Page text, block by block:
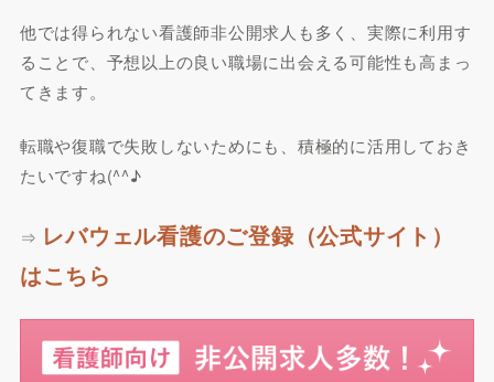
他では得られない看護師非公開求人も多く、実際に利用す
ることで、予想以上の良い職場に出会える可能性も高まっ
てきます。
転職や復職で失敗しないためにも、積極的に活用しておき
たいですね(^^♪
⇒ レバウェル看護のご登録（公式サイト）
はこちら